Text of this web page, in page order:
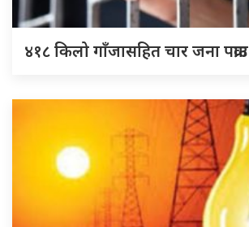
४१८ किलो गाँजासहित चार जना पक्राउ